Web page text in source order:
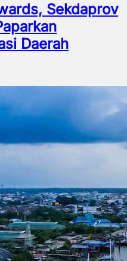
Sekdaprov
Daerah